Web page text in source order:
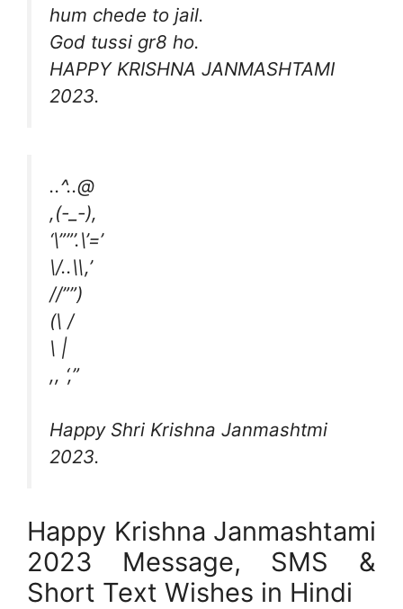
hum chede to jail.
God tussi gr8 ho.
HAPPY KRISHNA JANMASHTAMI
2023.
..^..@
,(-_-),
‘\””’.\’=’
\/..\\,’
//””)
(\ /
\ |
,, ‘,”
Happy Shri Krishna Janmashtmi
2023.
Happy Krishna Janmashtami
2023 Message, SMS &
Short Text Wishes in Hindi